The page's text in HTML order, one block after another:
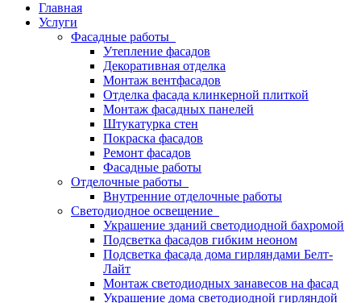
Главная
Услуги
Фасадные работы
Утепление фасадов
Декоративная отделка
Монтаж вентфасадов
Отделка фасада клинкерной плиткой
Монтаж фасадных панелей
Штукатурка стен
Покраска фасадов
Ремонт фасадов
Фасадные работы
Отделочные работы
Внутренние отделочные работы
Светодиодное освещение
Украшение зданий светодиодной бахромой
Подсветка фасадов гибким неоном
Подсветка фасада дома гирляндами Белт-
Лайт
Монтаж светодиодных занавесов на фасад
Украшение дома светодиодной гирляндой